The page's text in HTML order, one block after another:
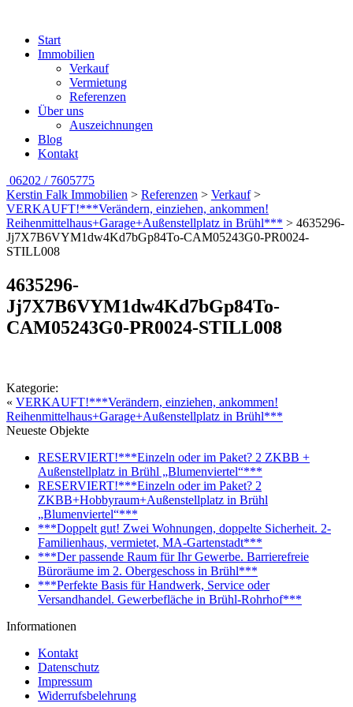
Start
Immobilien
Verkauf
Vermietung
Referenzen
Über uns
Auszeichnungen
Blog
Kontakt
06202 / 7605775
Kerstin Falk Immobilien > Referenzen > Verkauf>
VERKAUFT!***Verändern, einziehen, ankommen!
Reihenmittelhaus+Garage+Außenstellplatz in Brühl*** > 4635296-
Jj7X7B6VYM1dw4Kd7bGp84To-CAM05243G0-PR0024-
STILL008
4635296-
Jj7X7B6VYM1dw4Kd7bGp84To-
CAM05243G0-PR0024-STILL008
Kategorie:
« VERKAUFT!***Verändern, einziehen, ankommen!
Reihenmittelhaus+Garage+Außenstellplatz in Brühl***
Neueste Objekte
RESERVIERT!***Einzeln oder im Paket? 2 ZKBB +
Außenstellplatz in Brühl „Blumenviertel“***
RESERVIERT!***Einzeln oder im Paket? 2
ZKBB+Hobbyraum+Außenstellplatz in Brühl
„Blumenviertel“***
***Doppelt gut! Zwei Wohnungen, doppelte Sicherheit. 2-
Familienhaus, vermietet, MA-Gartenstadt***
***Der passende Raum für Ihr Gewerbe. Barrierefreie
Büroräume im 2. Obergeschoss in Brühl***
***Perfekte Basis für Handwerk, Service oder
Versandhandel. Gewerbefläche in Brühl-Rohrhof***
Informationen
Kontakt
Datenschutz
Impressum
Widerrufsbelehrung